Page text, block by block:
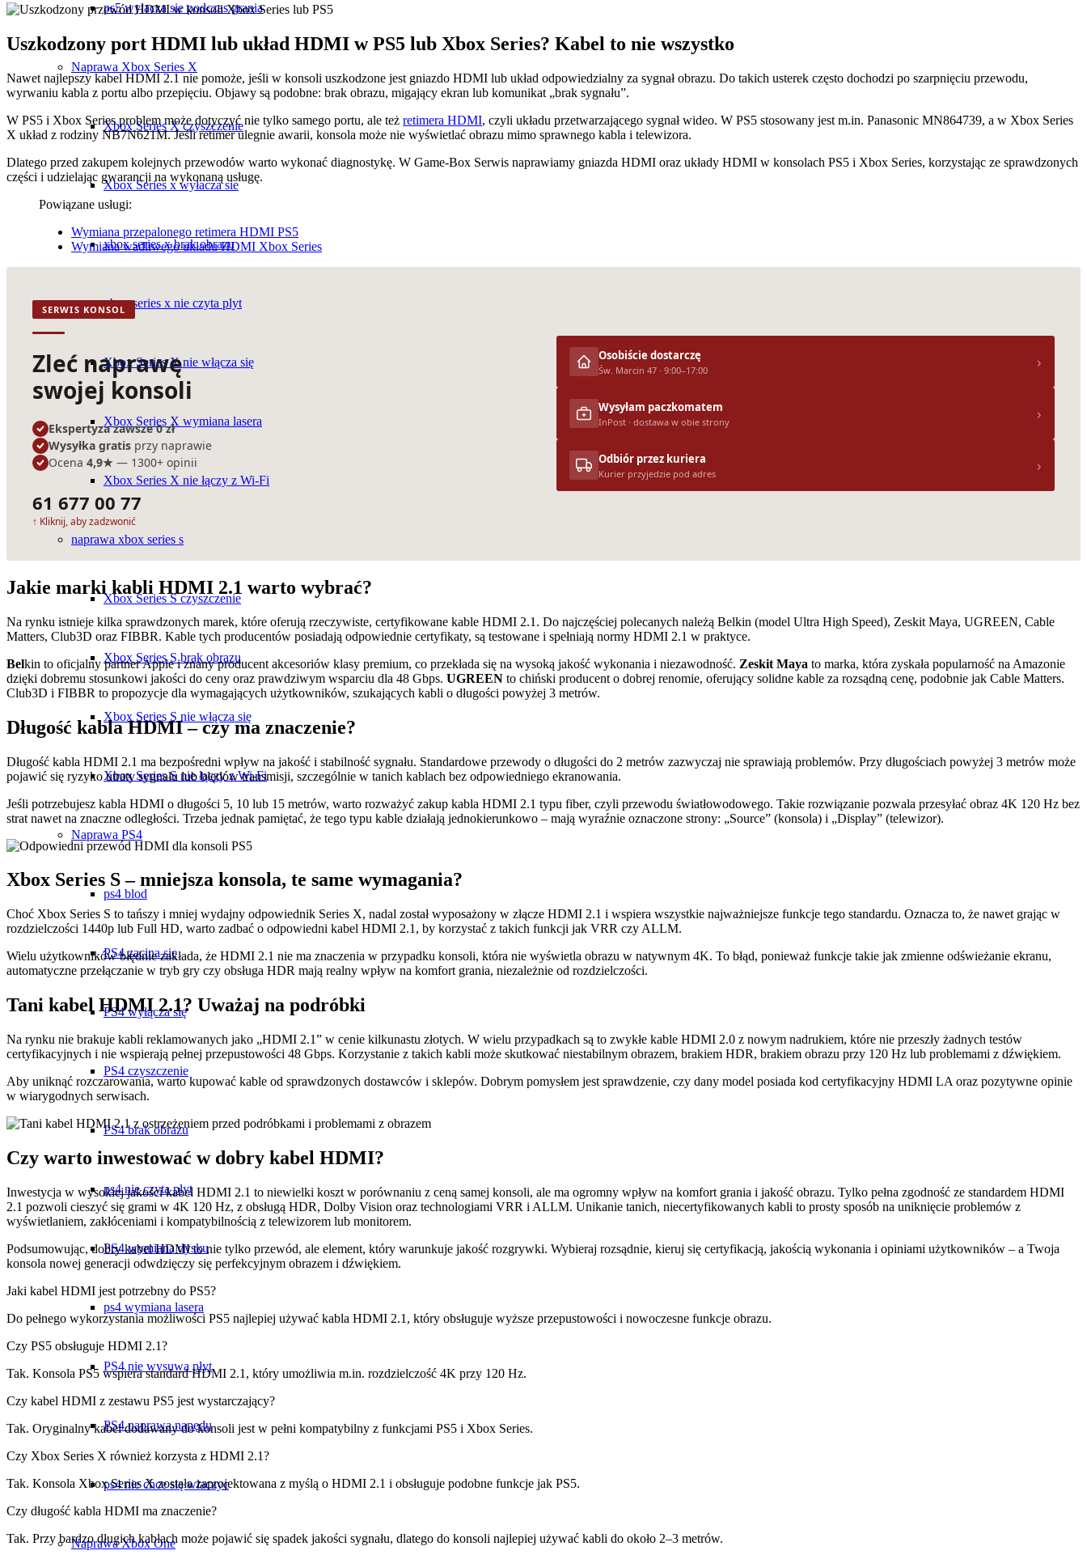
ps5 wylacza sie podczas grania
Naprawa Xbox Series X
Xbox Series X czyszczenie
Xbox Series x wyłacza sie
xbox series x brak obrazu
xbox series x nie czyta plyt
Xbox Series X nie włącza się
Xbox Series X wymiana lasera
Xbox Series X nie łączy z Wi-Fi
naprawa xbox series s
Xbox Series S czyszczenie
Xbox Series S brak obrazu
Xbox Series S nie włącza się
Xbox Series S nie łączy z Wi-Fi
Naprawa PS4
ps4 blod
PS4 zacina się
PS4 wyłącza się
PS4 czyszczenie
PS4 brak obrazu
ps4 nie czyta plyt
PS4 wymiana dysku
ps4 wymiana lasera
PS4 nie wysuwa płyt
PS4 naprawa napędu
ps4 nie chce się wlaczyc
Naprawa Xbox One
Uszkodzony port HDMI lub układ HDMI w PS5 lub Xbox Series? Kabel to nie wszystko
Nawet najlepszy kabel HDMI 2.1 nie pomoże, jeśli w konsoli uszkodzone jest gniazdo HDMI lub układ odpowiedzialny za sygnał obrazu. Do takich usterek często dochodzi po szarpnięciu przewodu,
wyrwaniu kabla z portu albo przepięciu. Objawy są podobne: brak obrazu, migający ekran lub komunikat „brak sygnału”.
W PS5 i Xbox Series problem może dotyczyć nie tylko samego portu, ale też retimera HDMI, czyli układu przetwarzającego sygnał wideo. W PS5 stosowany jest m.in. Panasonic MN864739, a w Xbox Series
X układ z rodziny NB7N621M. Jeśli retimer ulegnie awarii, konsola może nie wyświetlać obrazu mimo sprawnego kabla i telewizora.
Dlatego przed zakupem kolejnych przewodów warto wykonać diagnostykę. W Game-Box Serwis naprawiamy gniazda HDMI oraz układy HDMI w konsolach PS5 i Xbox Series, korzystając ze sprawdzonych
części i udzielając gwarancji na wykonaną usługę.
Powiązane usługi:
Wymiana przepalonego retimera HDMI PS5
Wymiana wadliwego układu HDMI Xbox Series
SERWIS KONSOL
Zleć naprawę
swojej konsoli
Ekspertyza zawsze 0 zł
Wysyłka gratis przy naprawie
Ocena 4,9★ — 1300+ opinii
61 677 00 77
↑ Kliknij, aby zadzwonić
Osobiście dostarczę
Św. Marcin 47 · 9:00–17:00 ›
Wysyłam paczkomatem
InPost · dostawa w obie strony ›
Odbiór przez kuriera
Kurier przyjedzie pod adres ›
Jakie marki kabli HDMI 2.1 warto wybrać?
Na rynku istnieje kilka sprawdzonych marek, które oferują rzeczywiste, certyfikowane kable HDMI 2.1. Do najczęściej polecanych należą Belkin (model Ultra High Speed), Zeskit Maya, UGREEN, Cable
Matters, Club3D oraz FIBBR. Kable tych producentów posiadają odpowiednie certyfikaty, są testowane i spełniają normy HDMI 2.1 w praktyce.
Belkin to oficjalny partner Apple i znany producent akcesoriów klasy premium, co przekłada się na wysoką jakość wykonania i niezawodność. Zeskit Maya to marka, która zyskała popularność na Amazonie
dzięki dobremu stosunkowi jakości do ceny oraz prawdziwym wsparciu dla 48 Gbps. UGREEN to chiński producent o dobrej renomie, oferujący solidne kable za rozsądną cenę, podobnie jak Cable Matters.
Club3D i FIBBR to propozycje dla wymagających użytkowników, szukających kabli o długości powyżej 3 metrów.
Długość kabla HDMI – czy ma znaczenie?
Długość kabla HDMI 2.1 ma bezpośredni wpływ na jakość i stabilność sygnału. Standardowe przewody o długości do 2 metrów zazwyczaj nie sprawiają problemów. Przy długościach powyżej 3 metrów może
pojawić się ryzyko utraty sygnału lub błędów transmisji, szczególnie w tanich kablach bez odpowiedniego ekranowania.
Jeśli potrzebujesz kabla HDMI o długości 5, 10 lub 15 metrów, warto rozważyć zakup kabla HDMI 2.1 typu fiber, czyli przewodu światłowodowego. Takie rozwiązanie pozwala przesyłać obraz 4K 120 Hz bez
strat nawet na znaczne odległości. Trzeba jednak pamiętać, że tego typu kable działają jednokierunkowo – mają wyraźnie oznaczone strony: „Source” (konsola) i „Display” (telewizor).
Xbox Series S – mniejsza konsola, te same wymagania?
Choć Xbox Series S to tańszy i mniej wydajny odpowiednik Series X, nadal został wyposażony w złącze HDMI 2.1 i wspiera wszystkie najważniejsze funkcje tego standardu. Oznacza to, że nawet grając w
rozdzielczości 1440p lub Full HD, warto zadbać o odpowiedni kabel HDMI 2.1, by korzystać z takich funkcji jak VRR czy ALLM.
Wielu użytkowników błędnie zakłada, że HDMI 2.1 nie ma znaczenia w przypadku konsoli, która nie wyświetla obrazu w natywnym 4K. To błąd, ponieważ funkcje takie jak zmienne odświeżanie ekranu,
automatyczne przełączanie w tryb gry czy obsługa HDR mają realny wpływ na komfort grania, niezależnie od rozdzielczości.
Tani kabel HDMI 2.1? Uważaj na podróbki
Na rynku nie brakuje kabli reklamowanych jako „HDMI 2.1” w cenie kilkunastu złotych. W wielu przypadkach są to zwykłe kable HDMI 2.0 z nowym nadrukiem, które nie przeszły żadnych testów
certyfikacyjnych i nie wspierają pełnej przepustowości 48 Gbps. Korzystanie z takich kabli może skutkować niestabilnym obrazem, brakiem HDR, brakiem obrazu przy 120 Hz lub problemami z dźwiękiem.
Aby uniknąć rozczarowania, warto kupować kable od sprawdzonych dostawców i sklepów. Dobrym pomysłem jest sprawdzenie, czy dany model posiada kod certyfikacyjny HDMI LA oraz pozytywne opinie
w wiarygodnych serwisach.
Czy warto inwestować w dobry kabel HDMI?
Inwestycja w wysokiej jakości kabel HDMI 2.1 to niewielki koszt w porównaniu z ceną samej konsoli, ale ma ogromny wpływ na komfort grania i jakość obrazu. Tylko pełna zgodność ze standardem HDMI
2.1 pozwoli cieszyć się grami w 4K 120 Hz, z obsługą HDR, Dolby Vision oraz technologiami VRR i ALLM. Unikanie tanich, niecertyfikowanych kabli to prosty sposób na uniknięcie problemów z
wyświetlaniem, zakłóceniami i kompatybilnością z telewizorem lub monitorem.
Podsumowując, dobry kabel HDMI to nie tylko przewód, ale element, który warunkuje jakość rozgrywki. Wybieraj rozsądnie, kieruj się certyfikacją, jakością wykonania i opiniami użytkowników – a Twoja
konsola nowej generacji odwdzięczy się perfekcyjnym obrazem i dźwiękiem.
Jaki kabel HDMI jest potrzebny do PS5?
Do pełnego wykorzystania możliwości PS5 najlepiej używać kabla HDMI 2.1, który obsługuje wyższe przepustowości i nowoczesne funkcje obrazu.
Czy PS5 obsługuje HDMI 2.1?
Tak. Konsola PS5 wspiera standard HDMI 2.1, który umożliwia m.in. rozdzielczość 4K przy 120 Hz.
Czy kabel HDMI z zestawu PS5 jest wystarczający?
Tak. Oryginalny kabel dodawany do konsoli jest w pełni kompatybilny z funkcjami PS5 i Xbox Series.
Czy Xbox Series X również korzysta z HDMI 2.1?
Tak. Konsola Xbox Series X została zaprojektowana z myślą o HDMI 2.1 i obsługuje podobne funkcje jak PS5.
Czy długość kabla HDMI ma znaczenie?
Tak. Przy bardzo długich kablach może pojawić się spadek jakości sygnału, dlatego do konsoli najlepiej używać kabli do około 2–3 metrów.